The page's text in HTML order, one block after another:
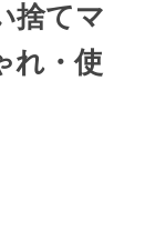
捨てマ
れ・使